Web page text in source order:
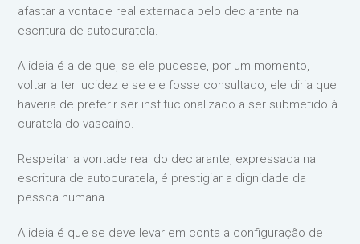
afastar a vontade real externada pelo declarante na
escritura de autocuratela.
A ideia é a de que, se ele pudesse, por um momento,
voltar a ter lucidez e se ele fosse consultado, ele diria que
haveria de preferir ser institucionalizado a ser submetido à
curatela do vascaíno.
Respeitar a vontade real do declarante, expressada na
escritura de autocuratela, é prestigiar a dignidade da
pessoa humana.
A ideia é que se deve levar em conta a configuração de